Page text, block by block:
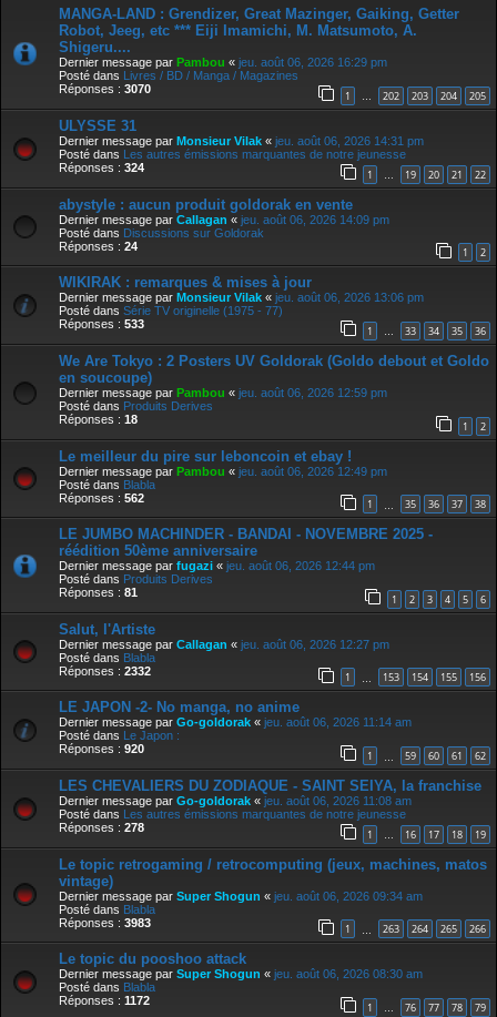
MANGA-LAND : Grendizer, Great Mazinger, Gaiking, Getter
Robot, Jeeg, etc *** Eiji Imamichi, M. Matsumoto, A.
Shigeru....
Dernier message par Pambou « jeu. août 06, 2026 16:29 pm
Posté dans
Livres / BD / Manga / Magazines
Réponses : 3070 1 … 202 203 204 205
ULYSSE 31
Dernier message par Monsieur Vilak « jeu. août 06, 2026 14:31 pm
Posté dans Les autres émissions marquantes de notre jeunesse
Réponses : 324 1 … 19 20 21 22
abystyle : aucun produit goldorak en vente
Dernier message par Callagan « jeu. août 06, 2026 14:09 pm
Posté dans Discussions sur Goldorak
Réponses : 24 1 2
WIKIRAK : remarques & mises à jour
Dernier message par Monsieur Vilak « jeu. août 06, 2026 13:06 pm
Posté dans Série TV originelle (1975 - 77)
Réponses : 533 1 … 33 34 35 36
We Are Tokyo : 2 Posters UV Goldorak (Goldo debout et Goldo
en soucoupe)
Dernier message par Pambou « jeu. août 06, 2026 12:59 pm
Posté dans Produits Derives
Réponses : 18 1 2
Le meilleur du pire sur leboncoin et ebay !
Dernier message par Pambou « jeu. août 06, 2026 12:49 pm
Posté dans Blabla
Réponses : 562 1 35 36 37 38
LE JUMBO MACHINDER - BANDAI - NOVEMBRE 2025 -
réédition 50ème anniversaire
Dernier message par fugazi « jeu. août 06, 2026 12:44 pm
Posté dans Produits Derives
Réponses : 81 1 2 3 4 5 6
Salut, l'Artiste
Dernier message par Callagan « jeu. août 06, 2026 12:27 pm
Posté dans Blabla
Réponses : 2332 1 153 154 155 156
LE JAPON -2- No manga, no anime
Dernier message par Go-goldorak « jeu. août 06, 2026 11:14 am
Posté dans Le Japon :
Réponses : 920 1 59 60 61 62
LES CHEVALIERS DU ZODIAQUE - SAINT SEIYA, la franchise
Dernier message par Go-goldorak « jeu. août 06, 2026 11:08 am
Posté dans Les autres émissions marquantes de notre jeunesse
Réponses : 278 1 … 16 17 18 19
Le topic retrogaming / retrocomputing (jeux, machines, matos
vintage)
Dernier message par Super Shogun « jeu. août 06, 2026 09:34 am
Posté dans Blabla
Réponses : 3983 1 263 264 265 266
Le topic du pooshoo attack
Dernier message par Super Shogun « jeu. août 06, 2026 08:30 am
Posté dans Blabla
Réponses : 1172 1 … 76 77 78 79